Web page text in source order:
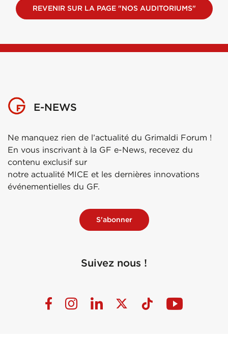
REVENIR SUR LA PAGE "NOS AUDITORIUMS"
E-NEWS
Ne manquez rien de l’actualité du Grimaldi Forum !
En vous inscrivant à la GF e-News, recevez du
contenu exclusif sur
notre actualité MICE et les dernières innovations
événementielles du GF.
S'abonner
Suivez nous !